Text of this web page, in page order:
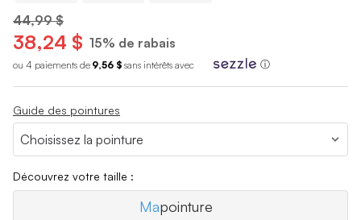
44,99 $
38,24 $ 15% de rabais
ou 4 paiements de 9,56 $ sans intérêts avec ⓘ
Guide des pointures
Découvrez votre taille :
Mapointure